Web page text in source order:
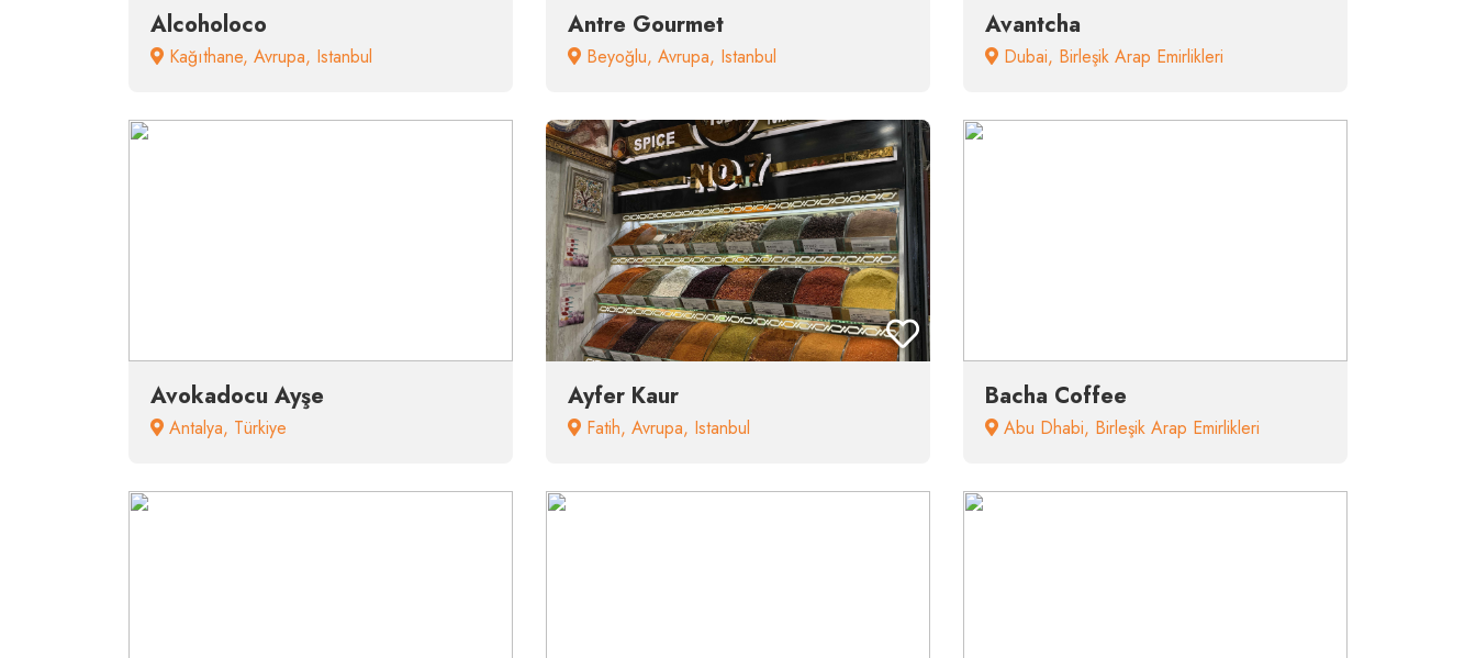
Alcoholoco
Kağıthane, Avrupa, Istanbul
Antre Gourmet
Beyoğlu, Avrupa, Istanbul
Avantcha
Dubai, Birleşik Arap Emirlikleri
Avokadocu Ayşe
Antalya, Türkiye
Ayfer Kaur
Fatih, Avrupa, Istanbul
Bacha Coffee
Abu Dhabi, Birleşik Arap Emirlikleri